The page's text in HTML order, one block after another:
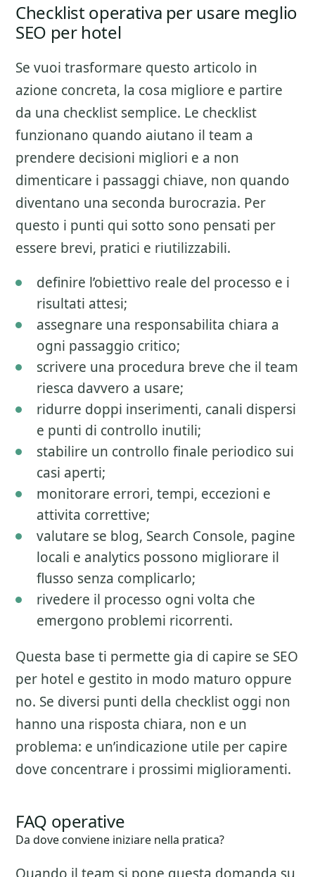
Checklist operativa per usare meglio
SEO per hotel
Se vuoi trasformare questo articolo in
azione concreta, la cosa migliore e partire
da una checklist semplice. Le checklist
funzionano quando aiutano il team a
prendere decisioni migliori e a non
dimenticare i passaggi chiave, non quando
diventano una seconda burocrazia. Per
questo i punti qui sotto sono pensati per
essere brevi, pratici e riutilizzabili.
definire l’obiettivo reale del processo e i
risultati attesi;
assegnare una responsabilita chiara a
ogni passaggio critico;
scrivere una procedura breve che il team
riesca davvero a usare;
ridurre doppi inserimenti, canali dispersi
e punti di controllo inutili;
stabilire un controllo finale periodico sui
casi aperti;
monitorare errori, tempi, eccezioni e
attivita correttive;
valutare se blog, Search Console, pagine
locali e analytics possono migliorare il
flusso senza complicarlo;
rivedere il processo ogni volta che
emergono problemi ricorrenti.
Questa base ti permette gia di capire se SEO
per hotel e gestito in modo maturo oppure
no. Se diversi punti della checklist oggi non
hanno una risposta chiara, non e un
problema: e un’indicazione utile per capire
dove concentrare i prossimi miglioramenti.
FAQ operative
Da dove conviene iniziare nella pratica?